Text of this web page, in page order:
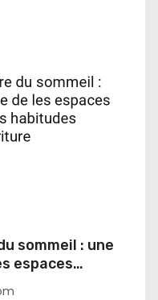
sommeil : une
espaces
d'ecriture